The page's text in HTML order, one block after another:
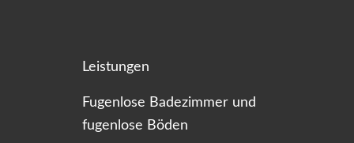
Leistungen
Fugenlose Badezimmer und
fugenlose Böden